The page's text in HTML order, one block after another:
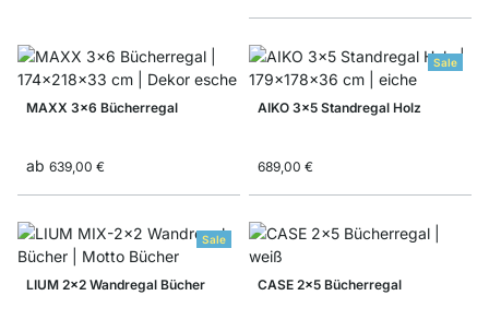
MAXX 3x6 Bücherregal
ab 639,00 €
Sale
AIKO 3x5 Standregal Holz
689,00 €
Sale
LIUM 2x2 Wandregal Bücher CASE 2x5 Bücherregal